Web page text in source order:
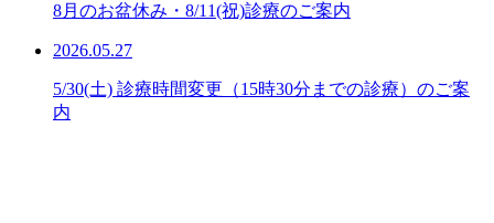
8月のお盆休み・8/11(祝)診療のご案内
2026.05.27
5/30(土) 診療時間変更（15時30分までの診療）のご案
内